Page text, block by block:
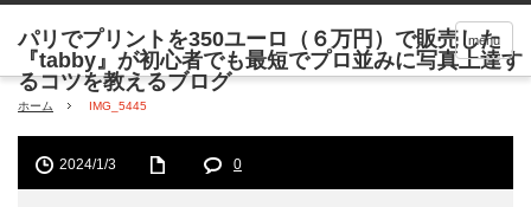
menu
ホーム IMG_5445
2024/1/3 0